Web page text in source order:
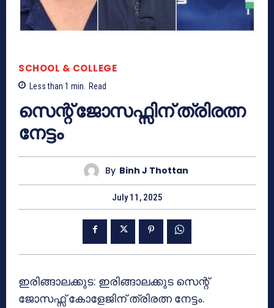
SCHOOL & COLLEGE
Less than 1 min. Read
സെന്റ് ജോസഫ്സിന് ത്രിരത്ന
നേട്ടം
By Binh J Thottan
July 11, 2025
ഇരിങ്ങാലക്കുട: ഇരിങ്ങാലക്കുട സെന്റ്
ജോസഫ്സ് കോളേജിന് ത്രിരത്ന നേട്ടം.